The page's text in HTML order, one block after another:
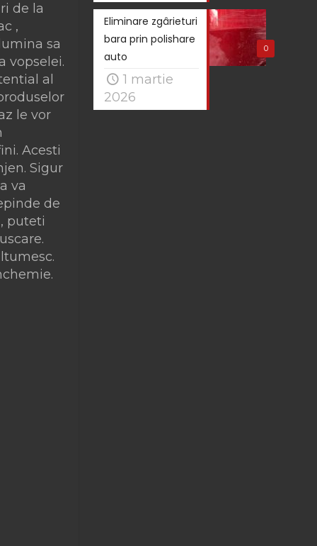
de la
,
sa
vopselei.
al
le vor
Acesti
Sigur
va
de
puteti
0
Eliminare zgârieturi
bara prin polishare
auto
1 martie
2026